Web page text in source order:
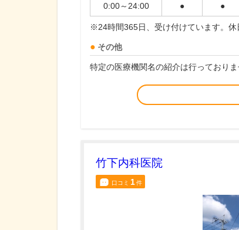
0:00～24:00 ● ●
※24時間365日、受け付けています。休
その他
特定の医療機関名の紹介は行っておりま
竹下内科医院
口コミ 1件